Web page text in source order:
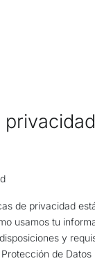
privacidad
de privacidad
usamos tu
y
de Datos